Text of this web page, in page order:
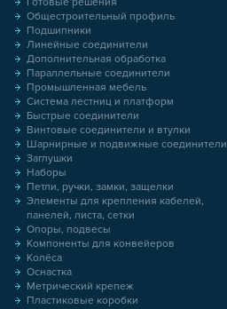
Общестроительный профиль
Подшипники
Линейные соединители
Дополнительная обработка
Параллельные соединители
Промышленная мебель
Система лестниц и платформ
Быстрые соединители
Винтовые соединители и втулки
Шарнирные и подвижные соединители
Заглушки
Наборы
Петли, ручки, замки, защелки
Элементы для крепления кабелей,
панелей, листа, сетки
Опоры, подвесы
Компоненты для конвейеров
Колёса
Оснастка
Метрический крепеж
Пластиковые коробки